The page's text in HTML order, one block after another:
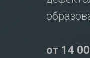
от 14